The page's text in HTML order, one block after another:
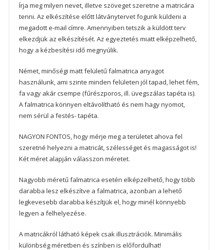
Írja meg milyen nevet, illetve szöveget szeretne a matricára
tenni. Az elkészítése előtt látványtervet fogunk küldeni a
megadott e-mail címre. Amennyiben tetszik a küldött terv
elkezdjük az elkészítését. Az egyeztetés miatt elképzelhető,
hogy a kézbesítési idő megnyúlik.
Német, minőségi matt felületű falmatrica anyagot
használunk, ami szinte minden felületen jól tapad, lehet fém,
fa vagy akár csempe (fűrészporos, ill. üvegszálas tapéta is).
A falmatrica könnyen eltávolítható és nem hagy nyomot,
nem sérül a festés- tapéta.
NAGYON FONTOS, hogy mérje meg a területet ahova fel
szeretné helyezni a matricát, szélességet és magasságot is!
Két méret alapján válasszon méretet.
Nagyobb méretű falmatrica esetén elképzelhető, hogy több
darabba lesz elkészítve a falmatrica, azonban a lehető
legkevesebb darabba készítjük el, hogy minél könnyebb
legyen a felhelyezése.
A matricákról látható képek csak illusztrációk. Minimális
különbség méretben és színben is előfordulhat!